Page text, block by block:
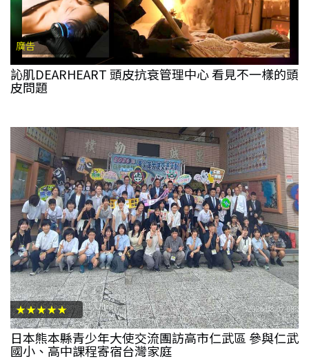
廣告
訫肌DEARHEART 頭皮抗衰管理中心 看見不一樣的頭
皮問題
★★★★★
日本熊本縣青少年大使交流團訪高市仁武區 參與仁武
國小、高中課程寄宿台灣家庭